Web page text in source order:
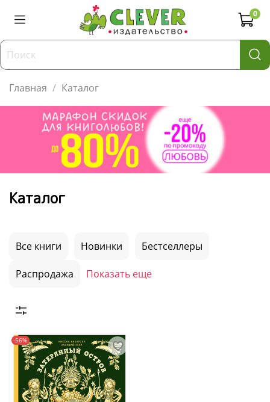
0
Главная Каталог
Каталог
Все книги Новинки Бестселлеры
Распродажа Показать еще
-56%